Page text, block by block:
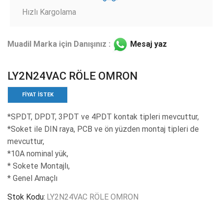
Hızlı Kargolama
Muadil Marka için Danışınız : Mesaj yaz
LY2N24VAC RÖLE OMRON
FIYAT ISTEK
*SPDT, DPDT, 3PDT ve 4PDT kontak tipleri mevcuttur,
*Soket ile DIN raya, PCB ve ön yüzden montaj tipleri de
mevcuttur,
*10A nominal yük,
* Sokete Montajlı,
* Genel Amaçlı
Stok Kodu: LY2N24VAC RÖLE OMRON